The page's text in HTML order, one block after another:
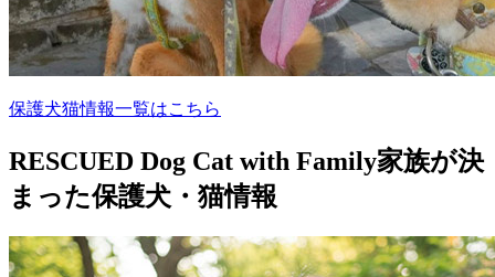
保護犬猫情報一覧はこちら
RESCUED Dog Cat with Family家族が決
まった保護犬・猫情報